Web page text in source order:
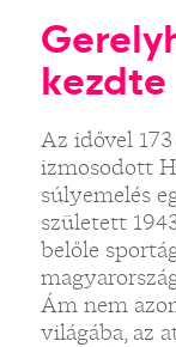
kezdte
Az idővel
izmosodott
súlyemelés
született
belőle
Ám nem
világába, az